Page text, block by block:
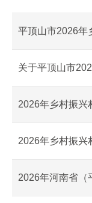
平顶山市2026年
关于平顶山市
2026年乡村振兴
2026年乡村振兴
2026年河南省（